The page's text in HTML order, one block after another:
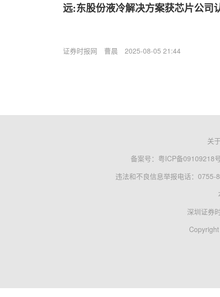
远:东股份液冷解决方案获芯片公司
证券时报网 曹晨 2025-08-05 21:44
关
备案号： 粤ICP备09109218
违法和不良信息举报电话：0755-
深圳证券